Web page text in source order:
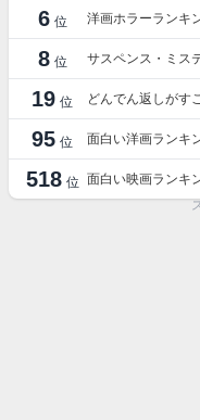
6 位 洋画ホラーランキ
8 位 サスペンス・ミス
19 位 どんでん返しがす
95 位 面白い洋画ランキ
518 位 面白い映画ランキ